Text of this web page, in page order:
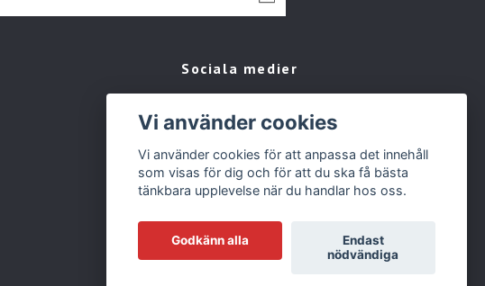
Sociala medier
Instagram
Tiktok
Vi använder cookies
Vi använder cookies för att anpassa det innehåll
som visas för dig och för att du ska få bästa
tänkbara upplevelse när du handlar hos oss.
Godkänn alla
Endast
nödvändiga